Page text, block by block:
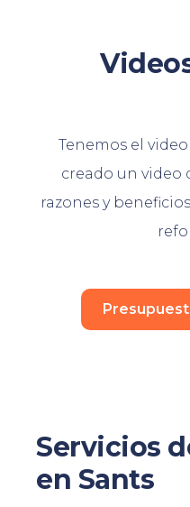
Tenemos el
creado un video
razones y
Servicios
en Sants